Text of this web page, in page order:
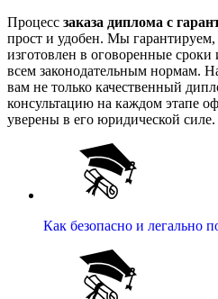
Процесс заказа диплома с
прост и удобен. Мы гарантируем,
изготовлен в оговоренные
всем законодательным нормам.
вам не только качественный
консультацию на каждом этапе
уверены в его юридической силе.
Как безопасно и легально